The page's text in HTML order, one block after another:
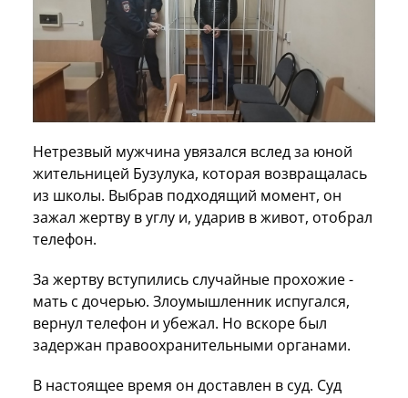
Нетрезвый мужчина увязался вслед за юной
жительницей Бузулука, которая возвращалась
из школы. Выбрав подходящий момент, он
зажал жертву в углу и, ударив в живот, отобрал
телефон.
За жертву вступились случайные прохожие -
мать с дочерью. Злоумышленник испугался,
вернул телефон и убежал. Но вскоре был
задержан правоохранительными органами.
В настоящее время он доставлен в суд. Суд